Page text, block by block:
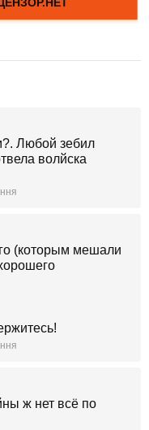
Любой зебил
волйска
(которым мешали
ж нет всё по